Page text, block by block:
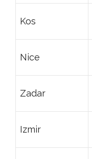
Kos
Nice
Zadar
Izmir